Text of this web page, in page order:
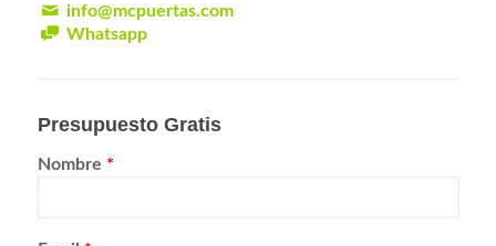
info@mcpuertas.com
Whatsapp
Presupuesto Gratis
Nombre *